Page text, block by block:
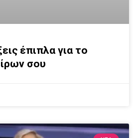
έπιπλα για το
σου